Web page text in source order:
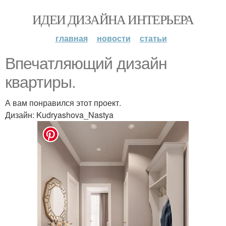
ИДЕИ ДИЗАЙНА ИНТЕРЬЕРА
главная новости статьи
Впечатляющий дизайн
квартиры.
А вам понравился этот проект.
Дизайн: Kudryashova_Nastya